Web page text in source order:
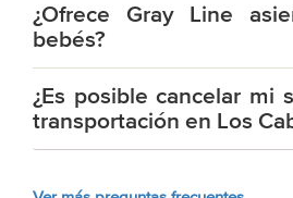
¿Ofrece Gray Line
bebés?
¿Es posible cancelar mi
transportación en Los